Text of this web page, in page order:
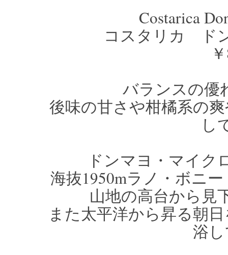
Costarica
コスタリカ ド
バランスの優
後味の甘さや柑橘系の
し
ドンマヨ・マイク
海抜1950mラノ・ボニ
山地の高台から見
また太平洋から昇る朝
浴